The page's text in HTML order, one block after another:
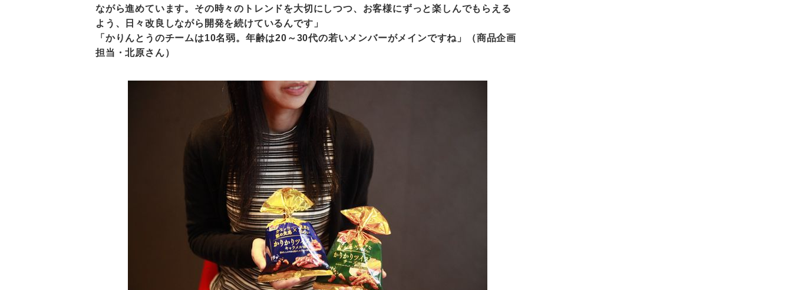
ながら進めています。その時々のトレンドを大切にしつつ、お客様にずっと楽しんでもらえる
よう、日々改良しながら開発を続けているんです」
「かりんとうのチームは10名弱。年齢は20～30代の若いメンバーがメインですね」（商品企画
担当・北原さん）